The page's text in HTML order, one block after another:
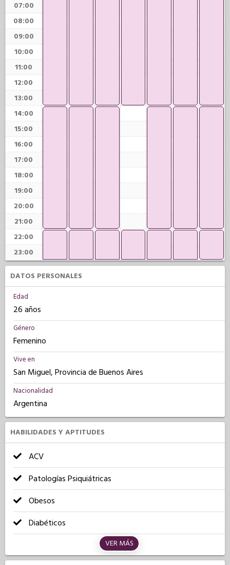
07:00
08:00
09:00
10:00
11:00
12:00
13:00
14:00
15:00
16:00
17:00
18:00
19:00
20:00
21:00
22:00
23:00
DATOS PERSONALES
Edad
26 años
Género
Femenino
Vive en
San Miguel, Provincia de Buenos Aires
Nacionalidad
Argentina
HABILIDADES Y APTITUDES
ACV
Patologías Psiquiátricas
Obesos
Diabéticos
VER MÁS